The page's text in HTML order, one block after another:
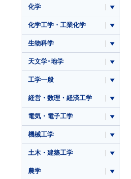
化学
化学工学・工業化学
生物科学
天文学･地学
工学一般
経営・数理・経済工学
電気・電子工学
機械工学
土木・建築工学
農学